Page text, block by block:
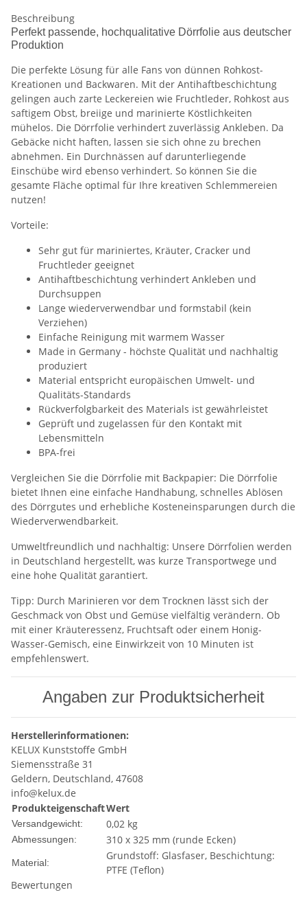
Beschreibung
Perfekt passende, hochqualitative Dörrfolie aus deutscher
Produktion
Die perfekte Lösung für alle Fans von dünnen Rohkost-
Kreationen und Backwaren. Mit der Antihaftbeschichtung
gelingen auch zarte Leckereien wie Fruchtleder, Rohkost aus
saftigem Obst, breiige und marinierte Köstlichkeiten
mühelos. Die Dörrfolie verhindert zuverlässig Ankleben. Da
Gebäcke nicht haften, lassen sie sich ohne zu brechen
abnehmen. Ein Durchnässen auf darunterliegende
Einschübe wird ebenso verhindert. So können Sie die
gesamte Fläche optimal für Ihre kreativen Schlemmereien
nutzen!
Vorteile:
Sehr gut für mariniertes, Kräuter, Cracker und
Fruchtleder geeignet
Antihaftbeschichtung verhindert Ankleben und
Durchsuppen
Lange wiederverwendbar und formstabil (kein
Verziehen)
Einfache Reinigung mit warmem Wasser
Made in Germany - höchste Qualität und nachhaltig
produziert
Material entspricht europäischen Umwelt- und
Qualitäts-Standards
Rückverfolgbarkeit des Materials ist gewährleistet
Geprüft und zugelassen für den Kontakt mit
Lebensmitteln
BPA-frei
Vergleichen Sie die Dörrfolie mit Backpapier: Die Dörrfolie
bietet Ihnen eine einfache Handhabung, schnelles Ablösen
des Dörrgutes und erhebliche Kosteneinsparungen durch die
Wiederverwendbarkeit.
Umweltfreundlich und nachhaltig: Unsere Dörrfolien werden
in Deutschland hergestellt, was kurze Transportwege und
eine hohe Qualität garantiert.
Tipp: Durch Marinieren vor dem Trocknen lässt sich der
Geschmack von Obst und Gemüse vielfältig verändern. Ob
mit einer Kräuteressenz, Fruchtsaft oder einem Honig-
Wasser-Gemisch, eine Einwirkzeit von 10 Minuten ist
empfehlenswert.
Angaben zur Produktsicherheit
Herstellerinformationen:
KELUX Kunststoffe GmbH
Siemensstraße 31
Geldern, Deutschland, 47608
info@kelux.de
ProdukteigenschaftWert
Versandgewicht: 0,02 kg
Abmessungen: 310 x 325 mm (runde Ecken)
Material:
Grundstoff: Glasfaser, Beschichtung:
PTFE (Teflon)
Bewertungen